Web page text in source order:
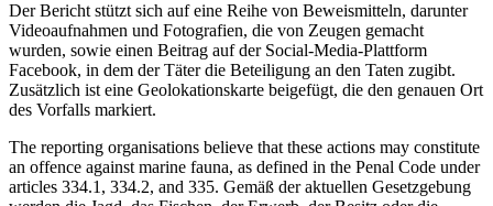
Der Bericht stützt sich auf eine Reihe von Beweismitteln, darunter
Videoaufnahmen und Fotografien, die von Zeugen gemacht
wurden, sowie einen Beitrag auf der Social-Media-Plattform
Facebook, in dem der Täter die Beteiligung an den Taten zugibt.
Zusätzlich ist eine Geolokationskarte beigefügt, die den genauen Ort
des Vorfalls markiert.
The reporting organisations believe that these actions may constitute
an offence against marine fauna, as defined in the Penal Code under
articles 334.1, 334.2, and 335. Gemäß der aktuellen Gesetzgebung